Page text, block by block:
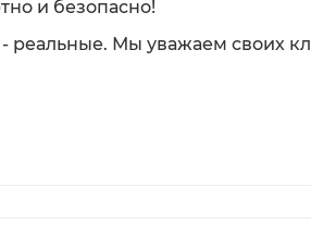
и безопасно!
реальные. Мы уважаем своих